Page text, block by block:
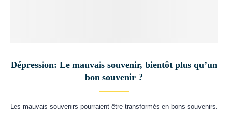
Dépression: Le mauvais souvenir, bientôt plus qu’un
bon souvenir ?
Les mauvais souvenirs pourraient être transformés en bons souvenirs.